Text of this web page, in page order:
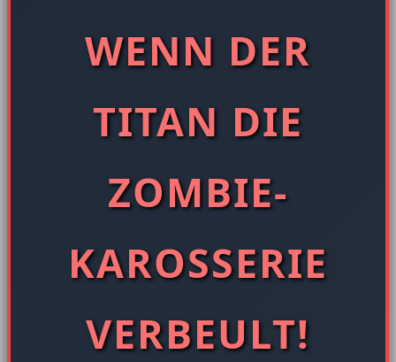
WENN DER
TITAN DIE
ZOMBIE-
KAROSSERIE
VERBEULT!